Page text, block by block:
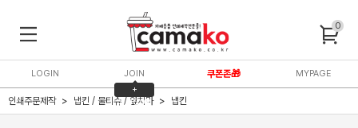
0
LOGIN
JOIN
+
3,000P
쿠폰존🎁 MYPAGE
인쇄주문제작 냅킨 / 물티슈 / 앞치마 냅킨